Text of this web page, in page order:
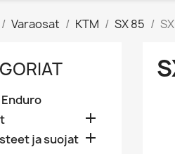
Varaosat KTM SX 85

ja suojat 